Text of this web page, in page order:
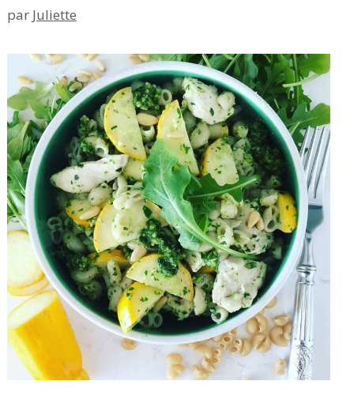
par Juliette